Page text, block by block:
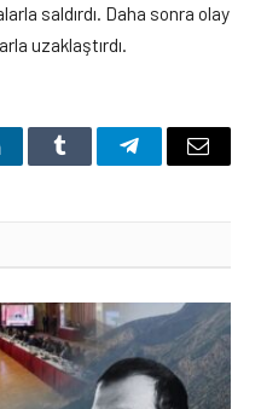
saldırdı. Daha sonra olay
uzaklaştırdı.
Tumblr TelegramEmail